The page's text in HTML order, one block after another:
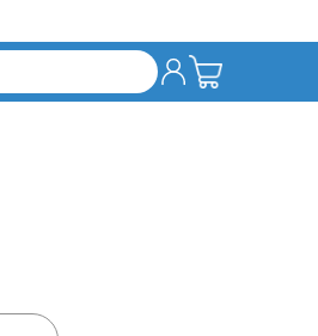
Einloggen
Warenkorb